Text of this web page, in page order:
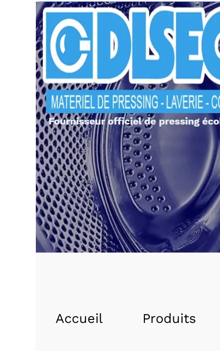
Accueil Produits